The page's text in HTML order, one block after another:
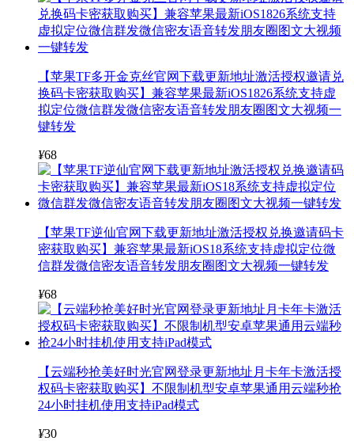
【苹果TF多开金克丝官网下载更新地址激活授权邀请兑
换码卡密获取购买】兼容苹果最新iOS1826系统支持虚
拟定位微信群发微信密友语音转发朋友圈图文大视频一
键转发
¥68
【苹果TF逆仙官网下载更新地址激活授权兑换邀请码卡
密获取购买】兼容苹果最新iOS18系统支持虚拟定位微
信群发微信密友语音转发朋友圈图文大视频一键转发
¥68
【云端秒抢美好时光官网登录更新地址月卡年卡激活授
权码卡密获取购买】不限制机型安卓苹果通用云端秒抢
24小时挂机使用支持iPad模式
¥30